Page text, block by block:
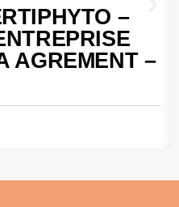
–
AGREMENT –